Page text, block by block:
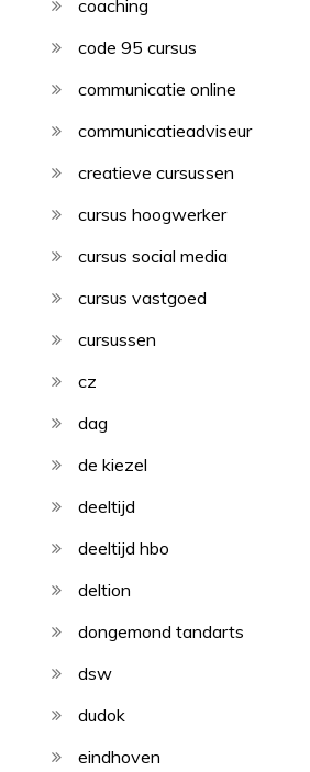
coaching
code 95 cursus
communicatie online
communicatieadviseur
creatieve cursussen
cursus hoogwerker
cursus social media
cursus vastgoed
cursussen
cz
dag
de kiezel
deeltijd
deeltijd hbo
deltion
dongemond tandarts
dsw
dudok
eindhoven